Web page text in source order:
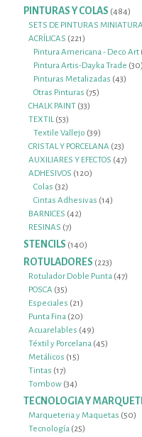
PINTURAS Y COLAS 484484
SETS DE PINTURAS
ACRÍLICAS 221221
productos
Pintura Americana - Deco Art
Pintura Artis-Dayka Trade 30
Pinturas Metalizadas 4343
Otras Pinturas 7575
CHALK PAINT 3333
TEXTIL 5353
productos
Textile Vallejo 3939
productos
CRISTAL Y PORCELANA 2323
AUXILIARES Y EFECTOS 4747
ADHESIVOS 120120
Colas 3232
productos
Cintas Adhesivas 1414
BARNICES 4242
RESINAS 77
productos
STENCILS 140140
productos
ROTULADORES 223223
productos
Rotulador Doble Punta 4747
POSCA 3535
productos
Especiales 2121
productos
Punta Fina 2020
productos
Acuarelables 4949
productos
Téxtil y Porcelana 4545
Metálicos 1515
Tintas 1717
productos
Tombow 3434
productos
TECNOLOGIA Y
Marqueteria y Maquetas 5050
Tecnología 2525